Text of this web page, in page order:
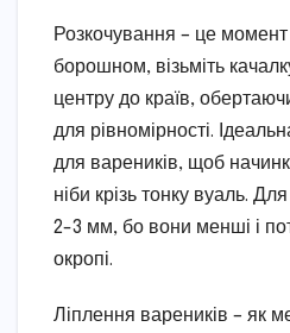
Розкочування – це момент
борошном, візьміть
центру до країв,
для рівномірності.
для вареників, щоб
ніби крізь тонку вуаль.
2-3 мм, бо вони менші і
окропі.
Ліплення вареників – як